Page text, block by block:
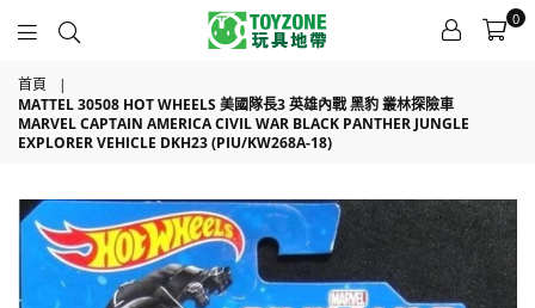
0
首頁
|
MATTEL 30508 HOT WHEELS 美國隊長3 英雄內戰 黑豹 叢林探險車
MARVEL CAPTAIN AMERICA CIVIL WAR BLACK PANTHER JUNGLE
EXPLORER VEHICLE DKH23 (PIU/KW268A-18)